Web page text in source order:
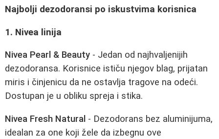
Najbolji dezodoransi po iskustvima korisnica
1. Nivea linija
Nivea Pearl & Beauty - Jedan od najhvaljenijih
dezodoransa. Korisnice ističu njegov blag, prijatan
miris i činjenicu da ne ostavlja tragove na odeći.
Dostupan je u obliku spreja i stika.
Nivea Fresh Natural - Dezodorans bez aluminijuma,
idealan za one koji žele da izbegnu ove